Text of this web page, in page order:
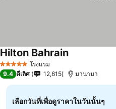
5 ดาว โรงแรม
Hilton Bahrain
9.4 ดีเลิศ 12,615 มานามา
เลือกวันที่เพื่อดูราคาในวันนั้นๆ